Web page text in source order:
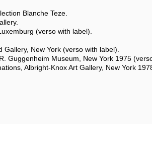
Blanche Teze.
(verso with label).
Gallery, New York (verso with label).
Guggenheim Museum, New York 1975
Albright-Knox Art Gallery, New York